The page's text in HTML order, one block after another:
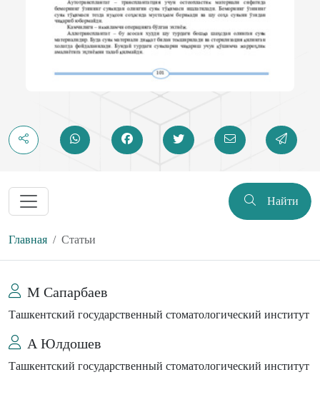
Найти
Главная Статьи
M Сапарбаев
Ташкентский государственный стоматологический институт
А Юлдошев
Ташкентский государственный стоматологический институт